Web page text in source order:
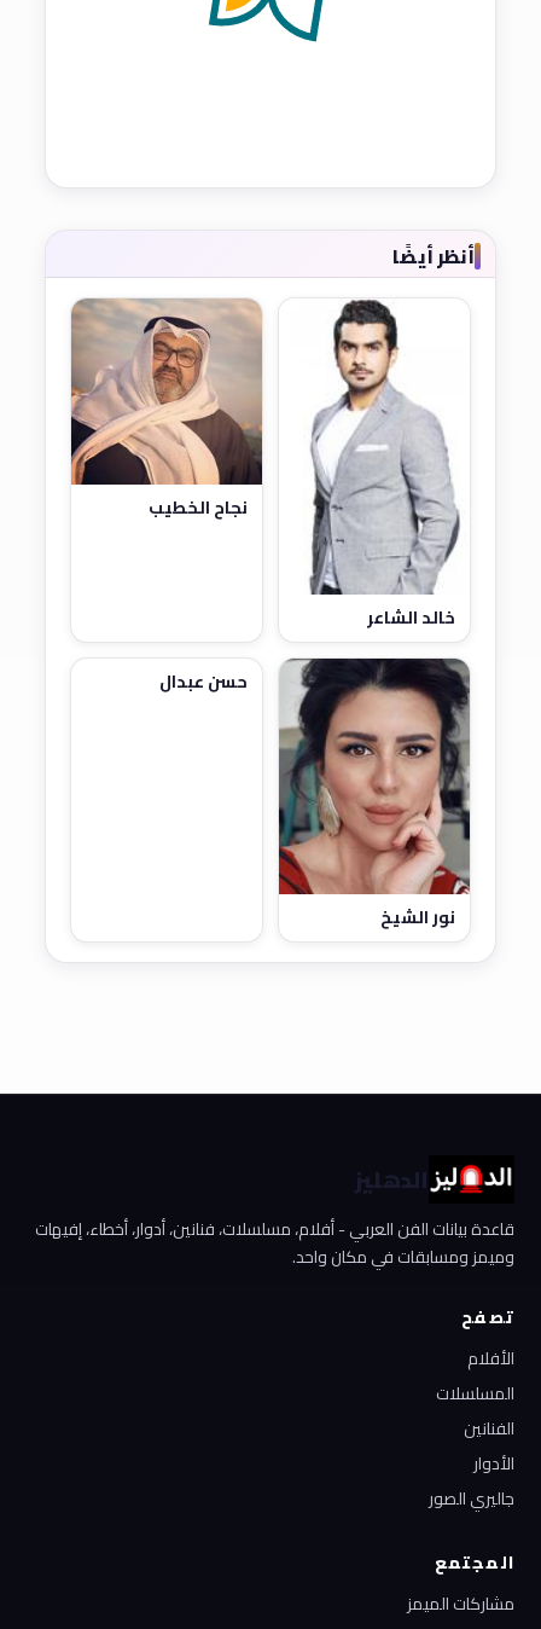
أنظر أيضًا
خالد الشاعر
نجاح الخطيب
نور الشيخ
حسن عبدال
الدهليز
قاعدة بيانات الفن العربي - أفلام، مسلسلات، فنانين، أدوار، أخطاء، إفيهات
وميمز ومسابقات في مكان واحد.
تصفح
الأفلام
المسلسلات
الفنانين
الأدوار
جاليري الصور
المجتمع
مشاركات الميمز